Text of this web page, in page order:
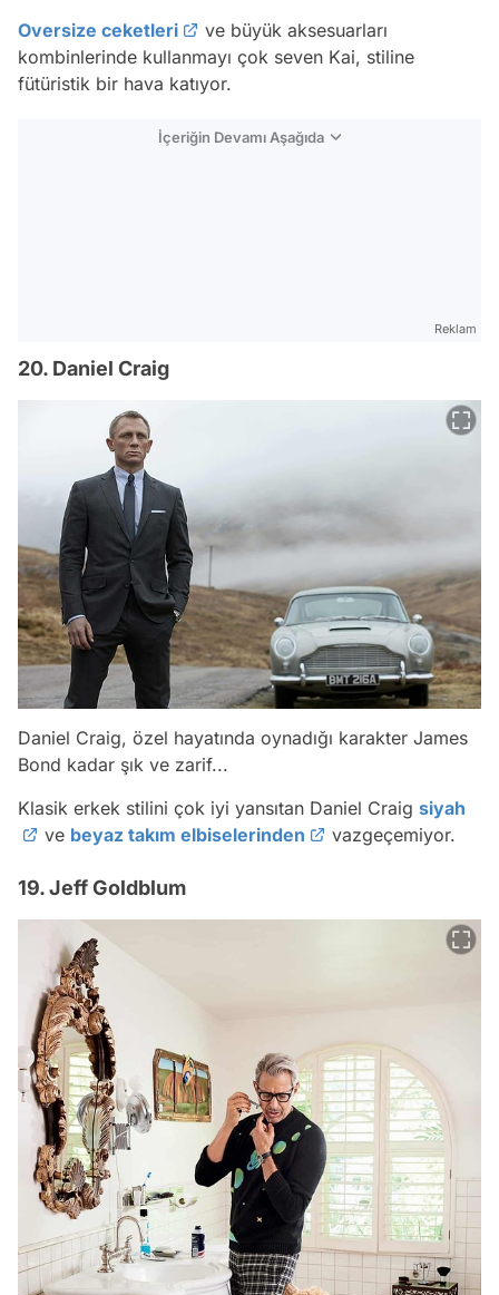
Oversize ceketleri
ve büyük aksesuarları
kombinlerinde kullanmayı çok seven Kai, stiline
fütüristik bir hava katıyor.
İçeriğin Devamı Aşağıda
Reklam
20. Daniel Craig
Daniel Craig, özel hayatında oynadığı karakter James
Bond kadar şık ve zarif...
Klasik erkek stilini çok iyi yansıtan Daniel Craig siyah
ve beyaz takım elbiselerinden vazgeçemiyor.
19. Jeff Goldblum